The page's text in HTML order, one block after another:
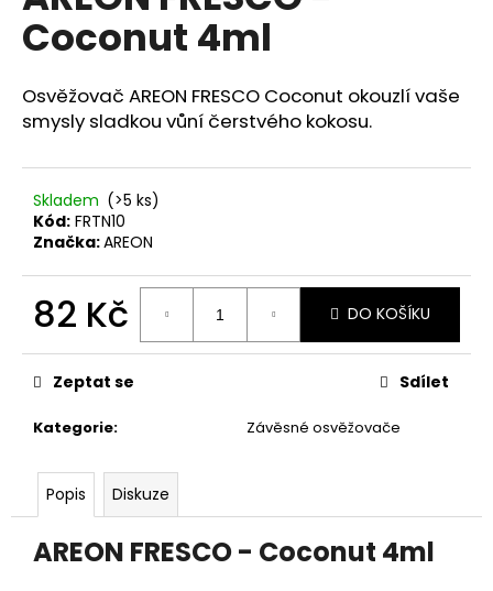
0,0
z
hvězdiček.
Coconut 4ml
Osvěžovač AREON FRESCO Coconut okouzlí vaše
smysly sladkou vůní čerstvého kokosu.
Skladem (>5 ks)
Kód: FRTN10
Značka:AREON
82 Kč
cena:
DO KOŠÍKU
Kategorie: Závěsné osvěžovače
Zeptat se Sdílet
Popis Diskuze
AREON FRESCO - Coconut 4ml
a
j
í
t
D
o
o
u
e